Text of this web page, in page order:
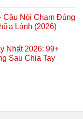
Câu Nói Chạm Đúng
Lành (2026)
Nhất 2026: 99+
Sau Chia Tay